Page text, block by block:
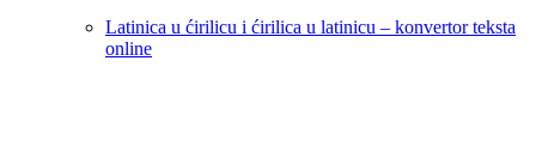
Latinica u ćirilicu i ćirilica u latinicu – konvertor teksta
online